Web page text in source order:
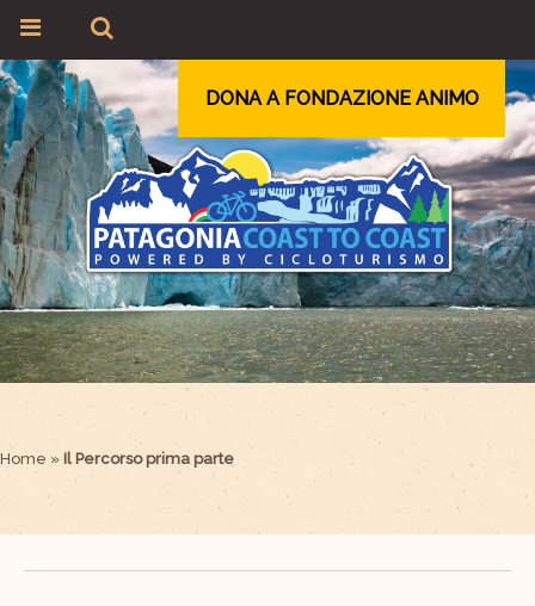
DONA A FONDAZIONE ANIMO
Home » Il Percorso prima parte